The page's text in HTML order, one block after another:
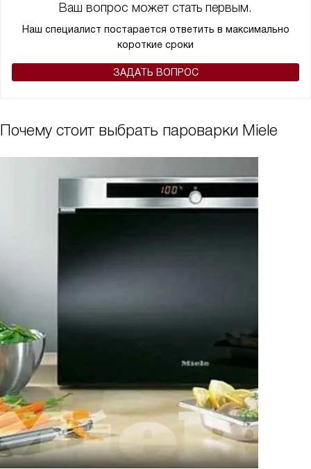
Ваш вопрос может стать первым.
Наш специалист постарается ответить в максимально
короткие сроки
ЗАДАТЬ ВОПРОС
Почему стоит выбрать пароварки Miele